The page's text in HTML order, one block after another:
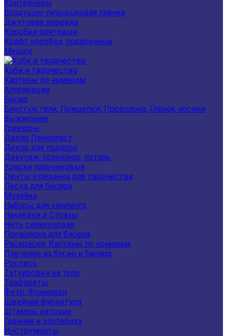
Контейнеры
Воздушно-пузырьковая плёнка
Джутовая веревка
Коробки почтовые
Крафт коробки, подарочные
Мешки
Хоби и творчество
Картины по номерам
Аппликации
Бисер
Блестки, гели, Прищепки, Проволока, Глазки, носики
Выжигание
Гравюры
Декор Пенопласт
Декор для поделок
Декупаж, кракелюр, поталь
Краски пальчиковые
Ленты и резинка для творчества
Леска для бисера
Мозайка
Наборы для квилинга
Наклейки и Стразы
Нить силиконовая
Проволока для бисера
Раскраски, Картины по номерам
Плетение из бусин и бисера
Роспись
Татуировки на тело
Трафареты
Фетр, Фоамиран
Швейная фурнитура
Штампы детские
Гадания и эзотерика
Инструменты